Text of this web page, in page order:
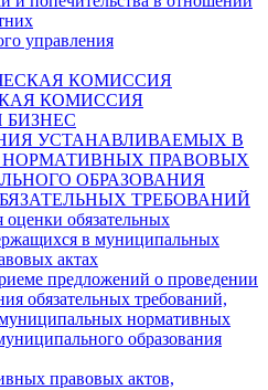
управления
КОМИССИЯ
КОМИССИЯ
УСТАНАВЛИВАЕМЫХ В
ПРАВОВЫХ
ОБРАЗОВАНИЯ
ТРЕБОВАНИЙ
обязательных
в муниципальных
актах
предложений о проведении
обязательных требований,
нормативных
образования
правовых актов,